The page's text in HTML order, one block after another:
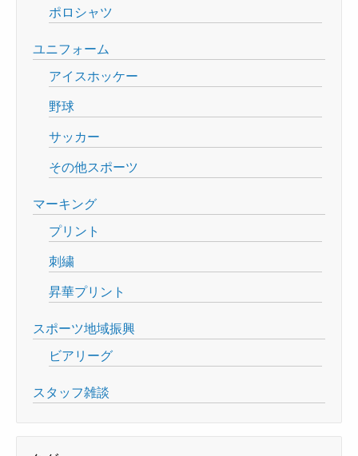
ポロシャツ
ユニフォーム
アイスホッケー
野球
サッカー
その他スポーツ
マーキング
プリント
刺繍
昇華プリント
スポーツ地域振興
ビアリーグ
スタッフ雑談